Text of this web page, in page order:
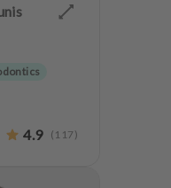
4.9 ( 117 )